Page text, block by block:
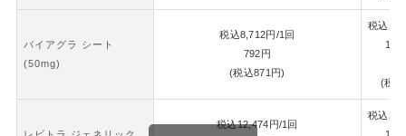
バイアグラ シート
(50mg)
税込8,712円/1回
792円
(税込871 円)
税込
1錠
(税込
税込12,474円/1回
税込